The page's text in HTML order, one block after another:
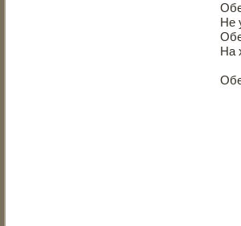
Не
На